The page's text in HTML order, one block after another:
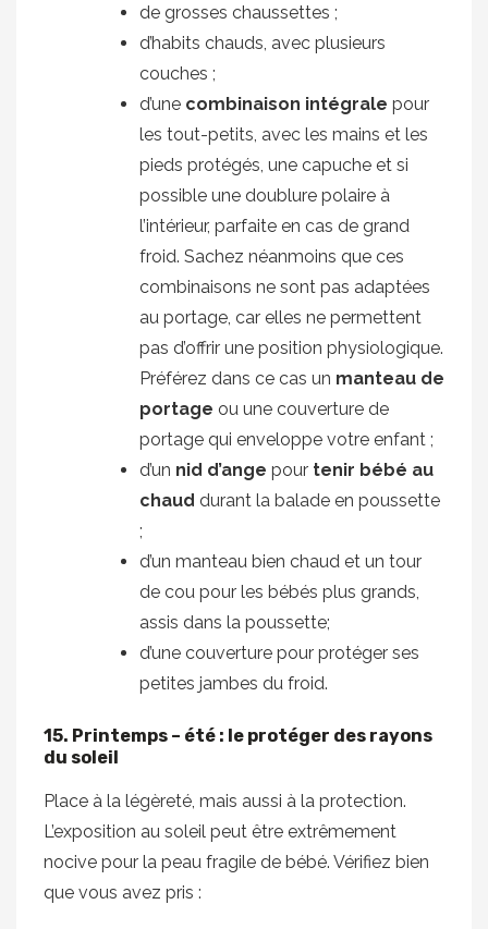
de grosses chaussettes ;
d’habits chauds, avec plusieurs
couches ;
d’une combinaison intégrale pour
les tout-petits, avec les mains et les
pieds protégés, une capuche et si
possible une doublure polaire à
l’intérieur, parfaite en cas de grand
froid. Sachez néanmoins que ces
combinaisons ne sont pas adaptées
au portage, car elles ne permettent
pas d’offrir une position physiologique.
Préférez dans ce cas un manteau de
portage ou une couverture de
portage qui enveloppe votre enfant ;
d’un nid d’ange pour tenir bébé au
chaud durant la balade en poussette
;
d’un manteau bien chaud et un tour
de cou pour les bébés plus grands,
assis dans la poussette;
d’une couverture pour protéger ses
petites jambes du froid.
15. Printemps – été : le protéger des rayons
du soleil
Place à la légèreté, mais aussi à la protection.
L’exposition au soleil peut être extrêmement
nocive pour la peau fragile de bébé. Vérifiez bien
que vous avez pris :